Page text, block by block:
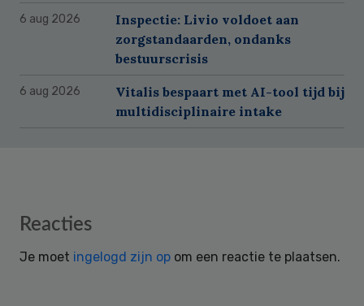
6 aug 2026
Inspectie: Livio voldoet aan
zorgstandaarden, ondanks
bestuurscrisis
6 aug 2026
Vitalis bespaart met AI-tool tijd bij
multidisciplinaire intake
Reader
Reacties
Je moet ingelogd zijn op om een reactie te plaatsen.